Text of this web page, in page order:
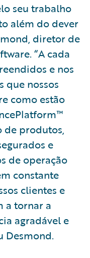
seu trabalho
além do dever
diretor de
“A cada
e nos
que nossos
como estão
de produtos,
e
de operação
constante
clientes e
a tornar a
agradável e
Desmond.